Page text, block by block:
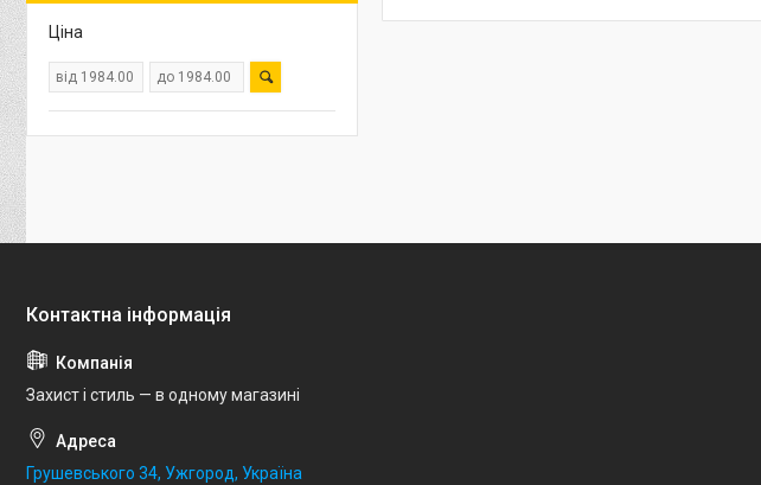
Ціна
Захист і стиль — в одному магазині
Грушевського 34, Ужгород, Україна